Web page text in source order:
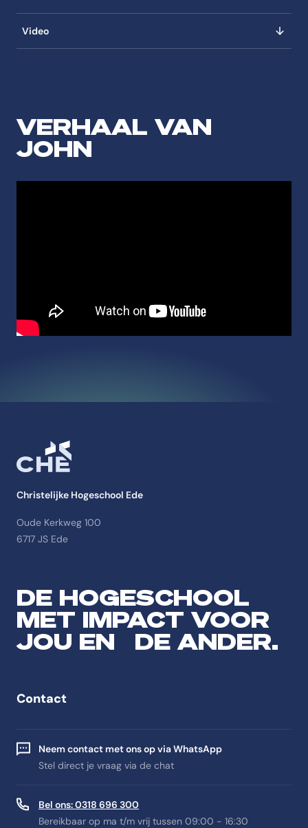
Video
VERHAAL VAN
JOHN
Christelijke Hogeschool Ede
Oude Kerkweg 100
6717 JS Ede
DE HOGESCHOOL
MET IMPACT VOOR
JOU EN DE ANDER.
Contact
Neem contact met ons op via WhatsApp
Stel direct je vraag via de chat
Bel ons: 0318 696 300
Bereikbaar op ma t/m vrij tussen 09:00 - 16:30